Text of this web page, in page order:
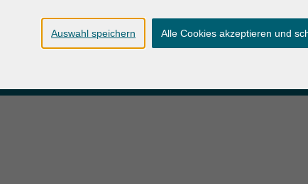
Auswahl speichern Alle Cookies akzeptieren und